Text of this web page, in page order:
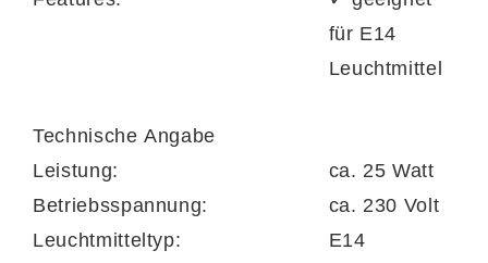
für E14
Leuchtmittel
Technische Angabe
Leistung:
ca. 25 Watt
Betriebsspannung:
ca. 230 Volt
Leuchtmitteltyp:
E14